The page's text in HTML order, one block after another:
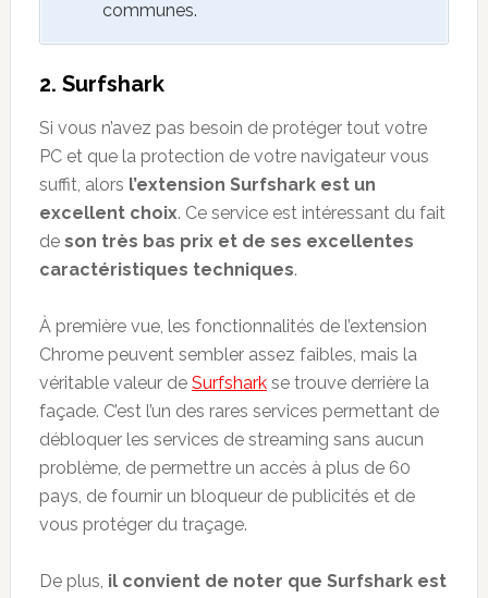
communes.
2. Surfshark
Si vous n’avez pas besoin de protéger tout votre
PC et que la protection de votre navigateur vous
suffit, alors l’extension Surfshark est un
excellent choix. Ce service est intéressant du fait
de son très bas prix et de ses excellentes
caractéristiques techniques.
À première vue, les fonctionnalités de l’extension
Chrome peuvent sembler assez faibles, mais la
véritable valeur de Surfsharkse trouve derrière la
façade. C’est l’un des rares services permettant de
débloquer les services de streaming sans aucun
problème, de permettre un accès à plus de 60
pays, de fournir un bloqueur de publicités et de
vous protéger du traçage.
De plus, il convient de noter que Surfshark est